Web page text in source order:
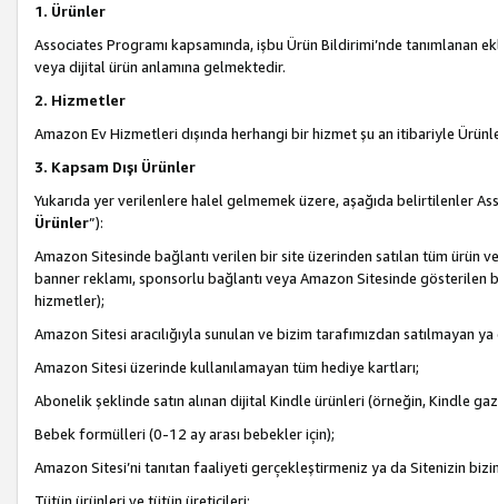
1. Ürünler
Associates Programı kapsamında, işbu Ürün Bildirimi’nde
veya dijital ürün anlamına gelmektedir.
2. Hizmetler
Amazon Ev Hizmetleri dışında herhangi bir hizmet şu an itibariyle
3. Kapsam Dışı Ürünler
Yukarıda yer verilenlere halel gelmemek üzere, aşağıda belirtilenler
Ürünler”):
Amazon Sitesinde bağlantı verilen bir site üzerinden satılan tüm ürün
banner reklamı, sponsorlu bağlantı veya Amazon Sitesinde gösterilen
hizmetler);
Amazon Sitesi aracılığıyla sunulan ve bizim tarafımızdan satılmayan
Amazon Sitesi üzerinde kullanılamayan tüm hediye kartları;
Abonelik şeklinde satın alınan dijital Kindle ürünleri (örneğin, Kindle
Bebek formülleri (0-12 ay arası bebekler için);
Amazon Sitesi’ni tanıtan faaliyeti gerçekleştirmeniz ya da Sitenizin
Tütün ürünleri ve tütün üreticileri;